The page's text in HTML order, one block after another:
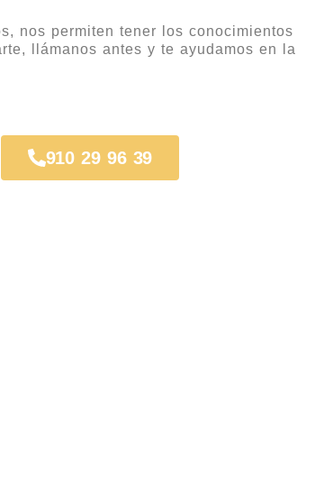
nos permiten tener los conocimientos
llámanos antes y te ayudamos en la
910 29 96 39